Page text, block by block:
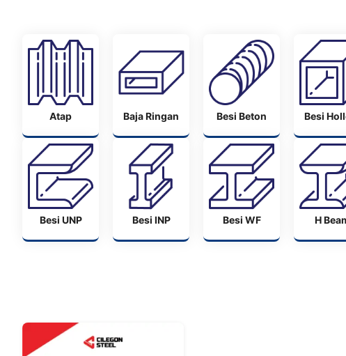
Atap Baja Ringan Besi Beton Besi
Besi UNP Besi INP Besi WF H